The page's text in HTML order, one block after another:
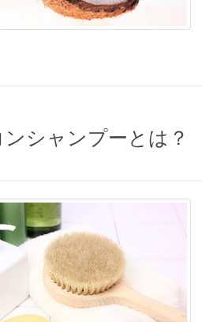
シャンプーとは？